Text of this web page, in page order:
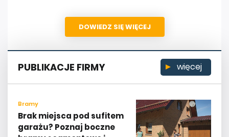
DOWIEDZ SIĘ WIĘCEJ
PUBLIKACJE FIRMY więcej
Bramy
Brak miejsca pod sufitem
garażu? Poznaj boczne